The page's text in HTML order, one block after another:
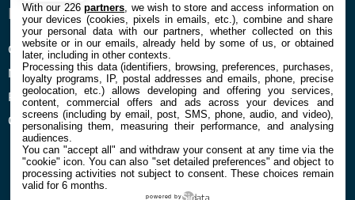
ENTREPRISE
Confidentialité et Cookies
Mentions légales et CGU
Préférences Cookies
Qui sommes nous
À PROPOS
Contact
With our 226partners , we wish to store and access information on
your devices (cookies, pixels in emails, etc.), combine and share
your personal data with our partners, whether collected on this
website or in our emails, already held by some of us, or obtained
later, including in other contexts.
Processing this data (identifiers, browsing, preferences, purchases,
loyalty programs, IP, postal addresses and emails, phone, precise
geolocation, etc.) allows developing and offering you services,
content, commercial offers and ads across your devices and
screens (including by email, post, SMS, phone, audio, and video),
personalising them, measuring their performance, and analysing
audiences.
You can "accept all" and withdraw your consent at any time via the
"cookie" icon. You can also "set detailed preferences" and object to
processing activities not subject to consent. These choices remain
valid for 6 months.
powered by